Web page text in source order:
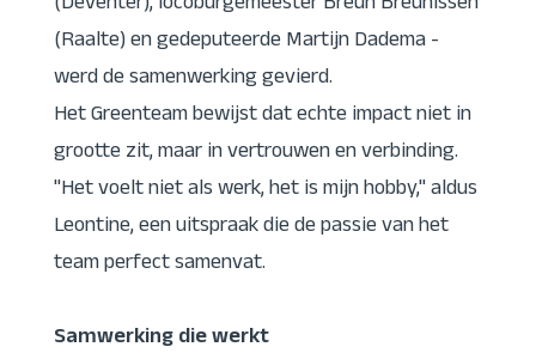
(Raalte) en gedeputeerde Martijn Dadema -
werd de samenwerking gevierd.
Het Greenteam bewijst dat echte impact niet in
grootte zit, maar in vertrouwen en verbinding.
"Het voelt niet als werk, het is mijn hobby," aldus
Leontine, een uitspraak die de passie van het
team perfect samenvat.
Samwerking die werkt